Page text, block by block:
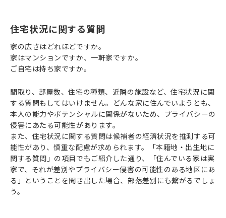
住宅状況に関する質問
家の広さはどれほどですか。
家はマンションですか、一軒家ですか。
ご自宅は持ち家ですか。
間取り、部屋数、住宅の種類、近隣の施設など、住宅状況に関
する質問もしてはいけません。どんな家に住んでいようとも、
本人の能力やポテンシャルに関係がないため、プライバシーの
侵害にあたる可能性があります。
また、住宅状況に関する質問は候補者の経済状況を推測する可
能性があり、慎重な配慮が求められます。「本籍地・出生地に
関する質問」の項目でもご紹介した通り、「住んでいる家は実
家で、それが差別やプライバシー侵害の可能性のある地区にあ
る」ということを聞き出した場合、部落差別にも繋がるでしょ
う。